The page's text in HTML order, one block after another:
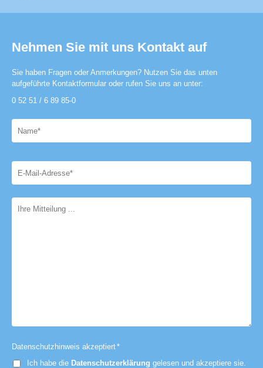
Nehmen Sie mit uns Kontakt auf
Sie haben Fragen oder Anmerkungen? Nutzen Sie das unten
aufgeführte Kontaktformular oder rufen Sie uns an unter:
0 52 51 / 6 89 85-0
Datenschutzhinweis akzeptiert*
Ich habe die Datenschutzerklärung gelesen und akzeptiere sie.